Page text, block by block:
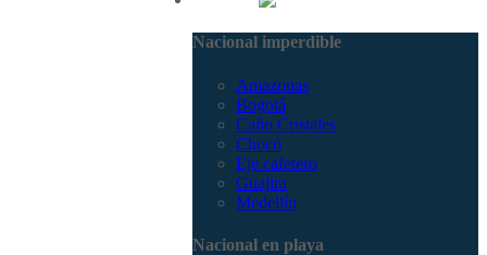
Nacional imperdible
Amazonas
Bogotá
Caño Cristales
Chocó
Eje cafetero
Guajira
Medellín
Nacional en playa